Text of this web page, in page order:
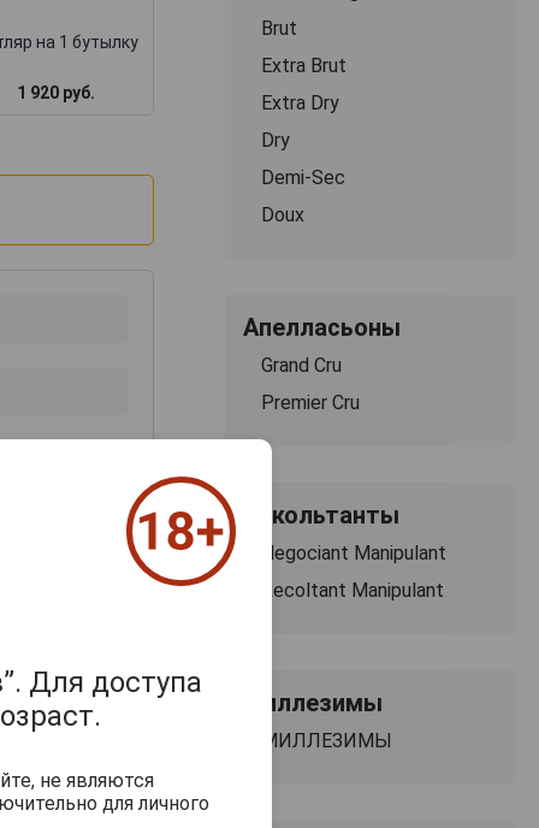
на 1 бутылку
1 920 руб. 1 717 руб.
2000 знаков
Brut
Extra Brut
Extra Dry
Dry
Demi-Sec
Doux
Апелласьоны
Grand Cru
Premier Cru
Рекольтанты
Negociant Manipulant
Recoltant Manipulant
Миллезимы
МИЛЛЕЗИМЫ
Для доступа
не являются
для личного